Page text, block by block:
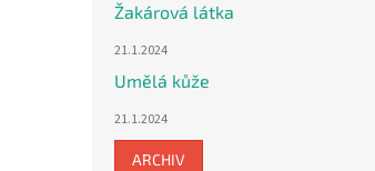
Žakárová látka
21.1.2024
Umělá kůže
21.1.2024
ARCHIV